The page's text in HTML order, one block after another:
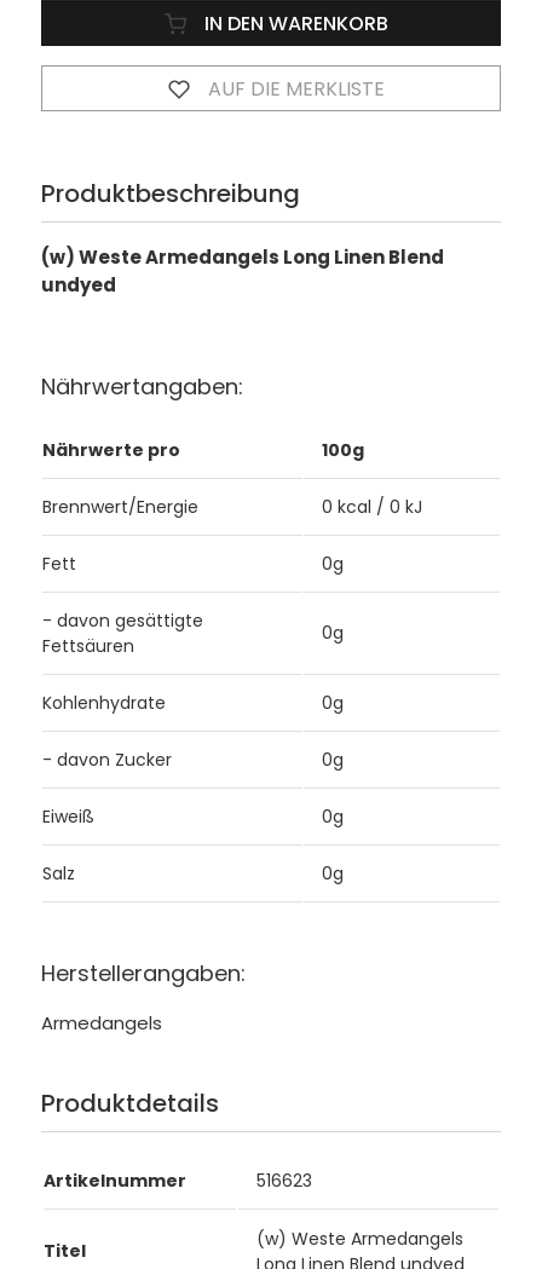
IN DEN WARENKORB
AUF DIE MERKLISTE
Produktbeschreibung
(w) Weste Armedangels Long Linen Blend
undyed
Nährwertangaben:
Nährwerte pro 100g
Brennwert/Energie 0 kcal / 0 kJ
Fett 0g
- davon gesättigte
Fettsäuren
0g
Kohlenhydrate 0g
- davon Zucker 0g
Eiweiß 0g
Salz 0g
Herstellerangaben:
Armedangels
Produktdetails
Artikelnummer 516623
Titel
(w) Weste Armedangels